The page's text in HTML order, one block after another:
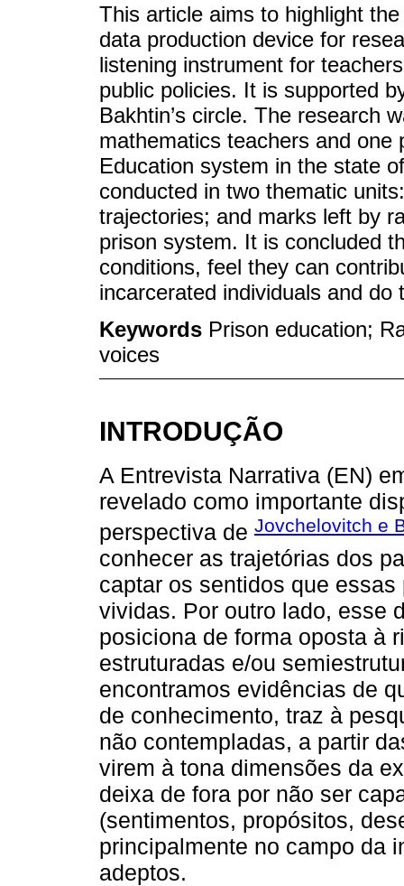
This article aims to highlight
data production device for
listening instrument for
public policies. It is supported
Bakhtin’s circle. The research
mathematics teachers and one
Education system in the state
conducted in two thematic
trajectories; and marks left by
prison system. It is concluded
conditions, feel they can
incarcerated individuals and
Keywords Prison education;
voices
INTRODUÇÃO
A Entrevista Narrativa (EN)
revelado como importante
perspectiva de Jovchelovitch e
conhecer as trajetórias dos
captar os sentidos que
vividas. Por outro lado, esse
posiciona de forma oposta à
estruturadas e/ou
encontramos evidências de
de conhecimento, traz à
não contempladas, a partir
virem à tona dimensões da
deixa de fora por não ser
(sentimentos, propósitos,
principalmente no campo da
adeptos.